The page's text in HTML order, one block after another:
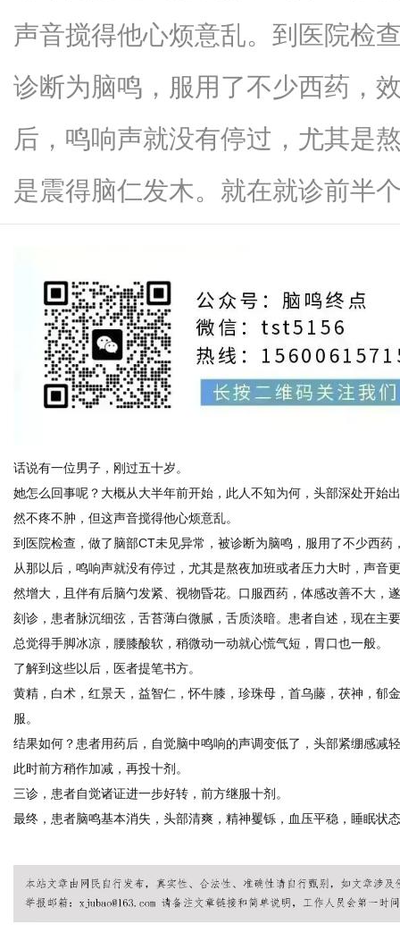
声音搅得他心烦意乱。到医院检
诊断为脑鸣，服用了不少西药，
后，鸣响声就没有停过，尤其是
是震得脑仁发木。就在就诊前半
话说有一位男子，刚过五十岁。
她怎么回事呢？大概从大半年前开始，此人不知为何，头部深处开始
然不疼不肿，但这声音搅得他心烦意乱。
到医院检查，做了脑部CT未见异常，被诊断为脑鸣，服用了不少西药
从那以后，鸣响声就没有停过，尤其是熬夜加班或者压力大时，声音
然增大，且伴有后脑勺发紧、视物昏花。口服西药，体感改善不大，
刻诊，患者脉沉细弦，舌苔薄白微腻，舌质淡暗。患者自述，现在主
总觉得手脚冰凉，腰膝酸软，稍微动一动就心慌气短，胃口也一般。
了解到这些以后，医者提笔书方。
黄精，白术，红景天，益智仁，怀牛膝，珍珠母，首乌藤，茯神，郁
服。
结果如何？患者用药后，自觉脑中鸣响的声调变低了，头部紧绷感减
此时前方稍作加减，再投十剂。
三诊，患者自觉诸证进一步好转，前方继服十剂。
最终，患者脑鸣基本消失，头部清爽，精神矍铄，血压平稳，睡眠状